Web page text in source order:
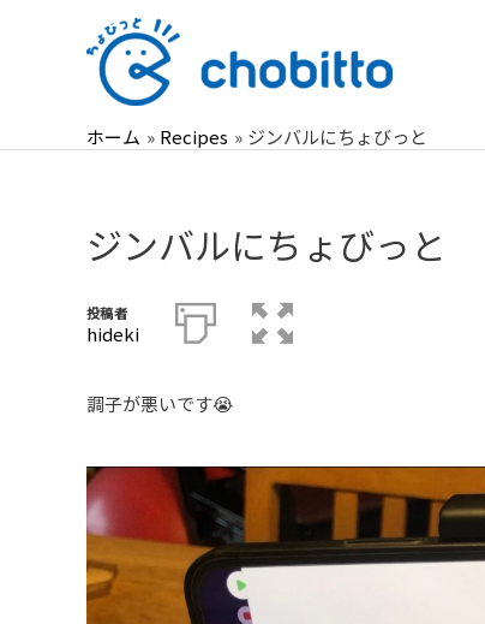
キ
ホーム Recipes ジンバルにちょびっと
ジンバルにちょびっと
投稿者
hideki
調子が悪いです😭